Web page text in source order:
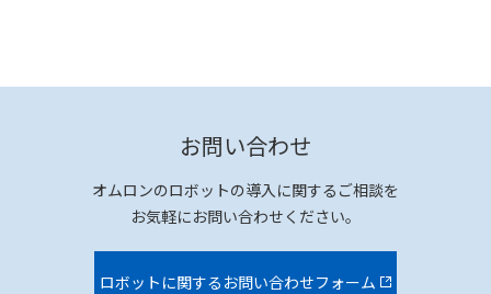
お問い合わせ
オムロンのロボットの導入に関するご相談を
お気軽にお問い合わせください。
ロボットに関するお問い合わせフォーム